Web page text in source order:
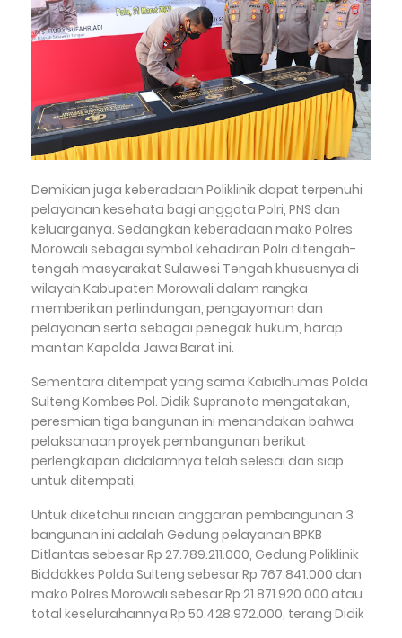
Demikian juga keberadaan Poliklinik dapat terpenuhi
pelayanan kesehata bagi anggota Polri, PNS dan
keluarganya. Sedangkan keberadaan mako Polres
Morowali sebagai symbol kehadiran Polri ditengah-
tengah masyarakat Sulawesi Tengah khususnya di
wilayah Kabupaten Morowali dalam rangka
memberikan perlindungan, pengayoman dan
pelayanan serta sebagai penegak hukum, harap
mantan Kapolda Jawa Barat ini.
Sementara ditempat yang sama Kabidhumas Polda
Sulteng Kombes Pol. Didik Supranoto mengatakan,
peresmian tiga bangunan ini menandakan bahwa
pelaksanaan proyek pembangunan berikut
perlengkapan didalamnya telah selesai dan siap
untuk ditempati,
Untuk diketahui rincian anggaran pembangunan 3
bangunan ini adalah Gedung pelayanan BPKB
Ditlantas sebesar Rp 27.789.211.000, Gedung Poliklinik
Biddokkes Polda Sulteng sebesar Rp 767.841.000 dan
mako Polres Morowali sebesar Rp 21.871.920.000 atau
total keselurahannya Rp 50.428.972.000, terang Didik